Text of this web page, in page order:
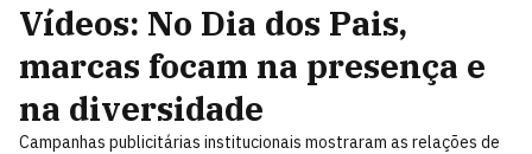
Vídeos: No Dia dos Pais,
marcas focam na presença e
na diversidade
Campanhas publicitárias institucionais mostraram as relações de